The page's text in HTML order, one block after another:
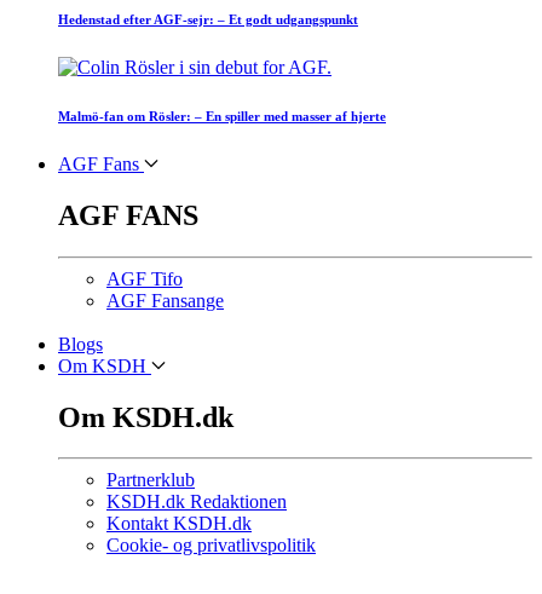
Hedenstad efter AGF-sejr: – Et godt udgangspunkt
Malmö-fan om Rösler: – En spiller med masser af hjerte
AGF Fans
AGF FANS
AGF Tifo
AGF Fansange
Blogs
Om KSDH
Om KSDH.dk
Partnerklub
KSDH.dk Redaktionen
Kontakt KSDH.dk
Cookie- og privatlivspolitik